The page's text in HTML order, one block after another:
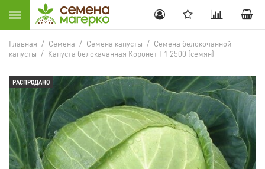
Главная / Семена / Семена капусты / Семена белокочанной
капусты / Капуста белокачанная Коронет F1 2500 (семян)
РАСПРОДАНО